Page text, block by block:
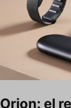
Orion: el